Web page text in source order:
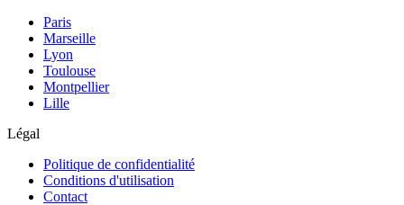
Paris
Marseille
Lyon
Toulouse
Montpellier
Lille
Légal
Politique de confidentialité
Conditions d'utilisation
Contact